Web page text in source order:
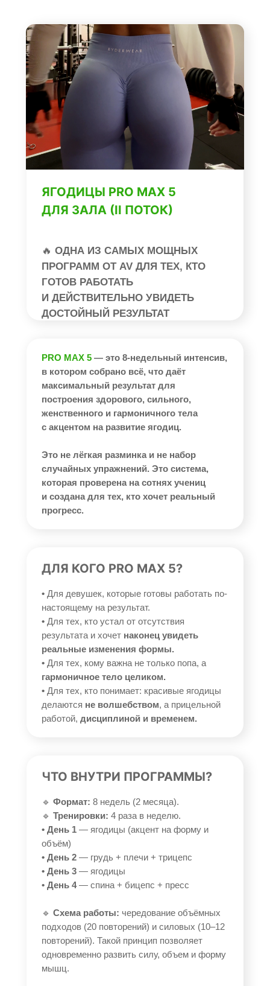
ЯГОДИЦЫ PRO MAX 5
ДЛЯ ЗАЛА (II ПОТОК)
PRO MAX 5 — это 8-недельный интенсив,
в котором собрано всё, что даёт
максимальный результат для
построения здорового, сильного,
женственного и гармоничного тела
с акцентом на развитие ягодиц.
Это не лёгкая разминка и не набор
случайных упражнений. Это система,
которая проверена на сотнях учениц
и создана для тех, кто хочет реальный
прогресс.
🔥 ОДНА ИЗ САМЫХ МОЩНЫХ
ПРОГРАММ ОТ AV ДЛЯ ТЕХ, КТО
ГОТОВ РАБОТАТЬ
И ДЕЙСТВИТЕЛЬНО УВИДЕТЬ
ДОСТОЙНЫЙ РЕЗУЛЬТАТ
• Для девушек, которые готовы работать по-
настоящему на результат.
• Для тех, кто устал от отсутствия
результата и хочет наконец увидеть
реальные изменения формы.
• Для тех, кому важна не только попа, а
гармоничное тело целиком.
• Для тех, кто понимает: красивые ягодицы
делаются не волшебством, а прицельной
работой, дисциплиной и временем.
🔹 Формат: 8 недель (2 месяца).
🔹 Тренировки: 4 раза в неделю.
• День 1 — ягодицы (акцент на форму и
объём)
• День 2 — грудь + плечи + трицепс
• День 3 — ягодицы
• День 4— спина + бицепс + пресс
🔹 Схема работы: чередование объёмных
подходов (20 повторений) и силовых (10–12
повторений). Такой принцип позволяет
одновременно развить силу, объем и форму
мышц.
ДЛЯ КОГО PRO MAX 5?
ЧТО ВНУТРИ ПРОГРАММЫ?